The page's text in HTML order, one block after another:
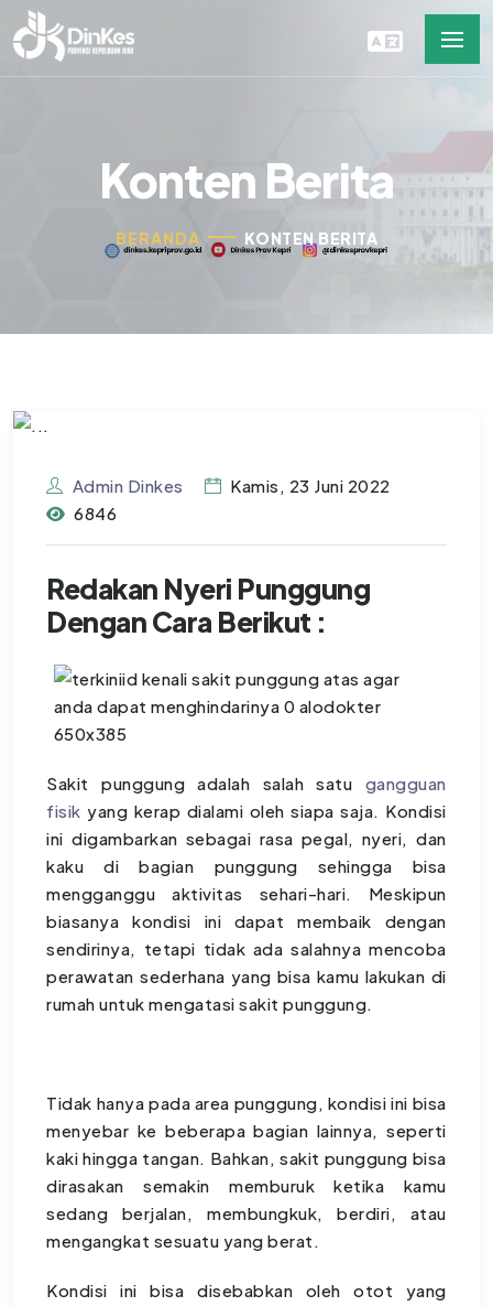
Konten Berita
BERANDA KONTEN BERITA
Admin Dinkes
Kamis, 23 Juni 2022
6846
Redakan Nyeri Punggung
Dengan Cara Berikut :
Sakit punggung adalah salah satu gangguan
fisik yang kerap dialami oleh siapa saja. Kondisi
ini digambarkan sebagai rasa pegal, nyeri, dan
kaku di bagian punggung sehingga bisa
mengganggu aktivitas sehari-hari. Meskipun
biasanya kondisi ini dapat membaik dengan
sendirinya, tetapi tidak ada salahnya mencoba
perawatan sederhana yang bisa kamu lakukan di
rumah untuk mengatasi sakit punggung.
Tidak hanya pada area punggung, kondisi ini bisa
menyebar ke beberapa bagian lainnya, seperti
kaki hingga tangan. Bahkan, sakit punggung bisa
dirasakan semakin memburuk ketika kamu
sedang berjalan, membungkuk, berdiri, atau
mengangkat sesuatu yang berat.
Kondisi ini bisa disebabkan oleh otot yang